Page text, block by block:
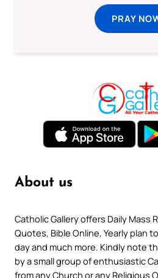
PRAY
About us
Catholic Gallery offers Daily Mass
Quotes, Bible Online, Yearly plan
day and much more. Kindly note
by a small group of enthusiastic
from any Church or any Religious